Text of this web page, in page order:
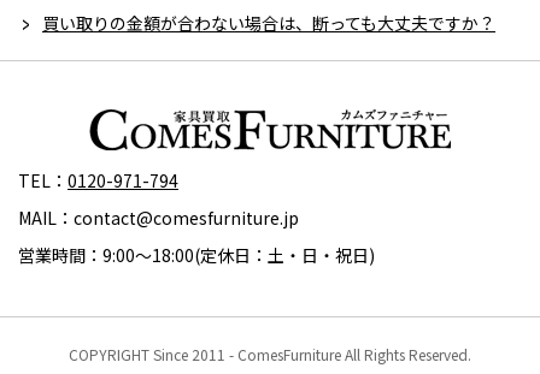
買い取りの金額が合わない場合は、断っても大丈夫ですか？
TEL： 0120-971-794
MAIL：contact@comesfurniture.jp
営業時間：9:00～18:00(定休日：土・日・祝日)
COPYRIGHT Since 2011 - ComesFurniture All Rights Reserved.